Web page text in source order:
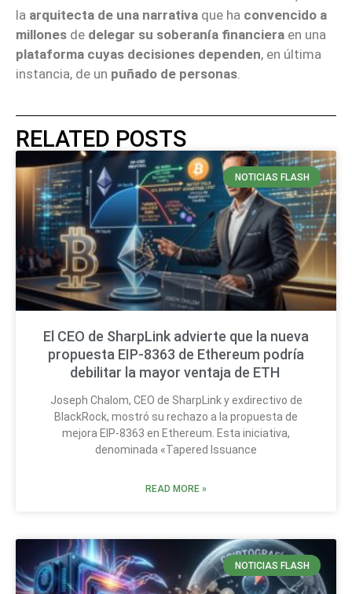
la arquitecta de una narrativa que ha convencido a
millones de delegar su soberanía financiera en una
plataforma cuyas decisiones dependen, en última
instancia, de un puñado de personas
RELATED POSTS
NOTICIAS FLASH
El CEO de SharpLink advierte que la nueva
propuesta EIP-8363 de Ethereum podría
debilitar la mayor ventaja de ETH
Joseph Chalom, CEO de SharpLink y exdirectivo de
BlackRock, mostró su rechazo a la propuesta de
mejora EIP-8363 en Ethereum. Esta iniciativa,
denominada «Tapered Issuance
READ MORE »
NOTICIAS FLASH